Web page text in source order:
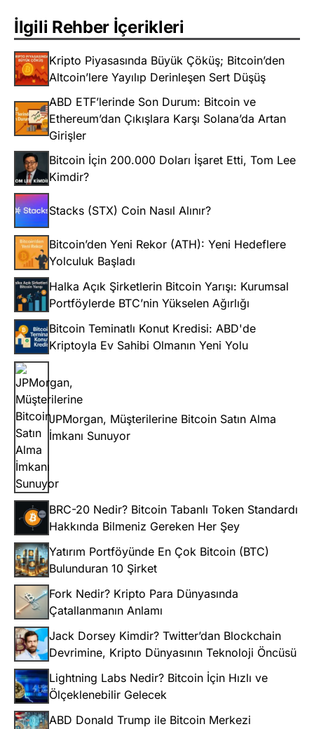
İlgili Rehber İçerikleri
Kripto Piyasasında Büyük Çöküş; Bitcoin’den
Altcoin’lere Yayılıp Derinleşen Sert Düşüş
ABD ETF’lerinde Son Durum: Bitcoin ve
Ethereum’dan Çıkışlara Karşı Solana’da Artan
Girişler
Bitcoin İçin 200.000 Doları İşaret Etti, Tom Lee
Kimdir?
Stacks (STX) Coin Nasıl Alınır?
Bitcoin’den Yeni Rekor (ATH): Yeni Hedeflere
Yolculuk Başladı
Halka Açık Şirketlerin Bitcoin Yarışı: Kurumsal
Portföylerde BTC’nin Yükselen Ağırlığı
Bitcoin Teminatlı Konut Kredisi: ABD'de
Kriptoyla Ev Sahibi Olmanın Yeni Yolu
JPMorgan, Müşterilerine Bitcoin Satın Alma
İmkanı Sunuyor
BRC-20 Nedir? Bitcoin Tabanlı Token Standardı
Hakkında Bilmeniz Gereken Her Şey
Yatırım Portföyünde En Çok Bitcoin (BTC)
Bulunduran 10 Şirket
Fork Nedir? Kripto Para Dünyasında
Çatallanmanın Anlamı
Jack Dorsey Kimdir? Twitter’dan Blockchain
Devrimine, Kripto Dünyasının Teknoloji Öncüsü
Lightning Labs Nedir? Bitcoin İçin Hızlı ve
Ölçeklenebilir Gelecek
ABD Donald Trump ile Bitcoin Merkezi